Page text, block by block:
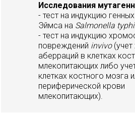
Исследования
- тест на индукцию
Эймса на Salmonella
- тест на индукцию
повреждений invivo
аберраций в клетках
млекопитающих либо
клетках костного мозга
периферической крови
млекопитающих).